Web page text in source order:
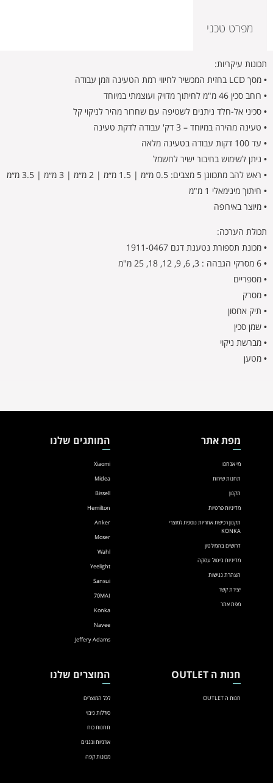
מפרט טכני
תכונות עיקריות:
• מסך LCD בחזית המכשיר לחיווי רמת הטעינה וזמן עבודה
• רוחב סכין 46 מ"מ לחיתוך מדויק ועוצמתי במיוחד
• סכיני אל-חלד ניתנים לשטיפה עם שחרור מהיר לניקוי קל
• טעינה מהירה במיוחד – 3 דק' עבודה לדקת טעינה
• עד 100 דקות עבודה בטעינה מלאה
• ניתן לשימוש בחיבור ישיר לחשמל
• ראש להב מתכוונן 5 מצבים: 0.5 מ״מ | 1.5 מ״מ | 2 מ״מ | 3 מ״מ | 3.5 מ״מ
• חיתוך מינימאלי 1 מ"מ
• מיוצר באירופה
תכולת הערכה:
• מכונת תספורת נטענת דגם 1911-0467
• 6 מסרקי הגבהה : 3, 6, 9, 12, 18, 25 מ"מ
• מספריים
• מסרק
• תיק אחסון
• שמן סכין
• מברשת ניקוי
• מטען
מפת אתר
מי אנחנו
תחנות שירות
תקנון
מדיניות פרטיות
תקנון רכישת אחריות נוספת למוצרי
KONKA
דרושים בהמילטון
מדיניות ביטול עסקה
הצהרת נגישות
יצירת קשר
מפת אתר
המותגים שלנו
Xiaomi
Midea
Bissell
Hemilton
Anker
Moser
Wahl
Yeelight
Sansui
70MAI
Konka
Navee
Jeffery Adams
חנות ה OUTLET
חנות ה OUTLET
המוצרים שלנו
לכל המוצרים
סוללות גיבוי
תחנות כוח
אוזניות ונגנים
מכונות קפה